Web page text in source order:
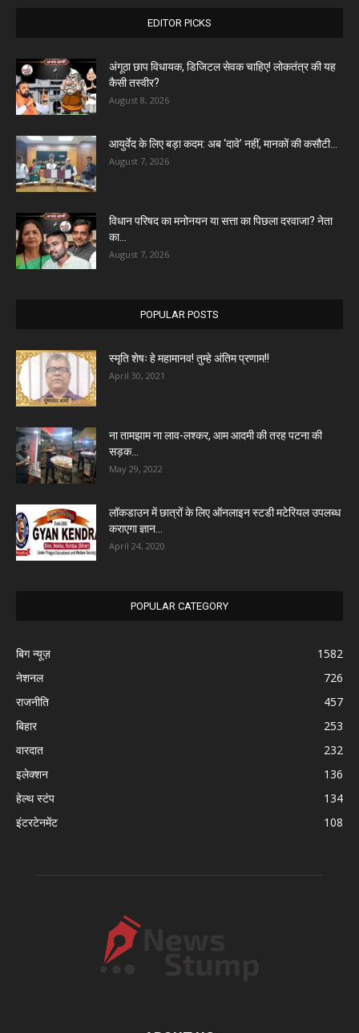
EDITOR PICKS
अंगूठा छाप विधायक, डिजिटल सेवक चाहिए! लोकतंत्र की यह
कैसी तस्वीर?
August 8, 2026
आयुर्वेद के लिए बड़ा कदम: अब ‘दावे’ नहीं, मानकों की कसौटी...
August 7, 2026
विधान परिषद का मनोनयन या सत्ता का पिछला दरवाजा? नेता
का...
August 7, 2026
POPULAR POSTS
स्मृति शेषः हे महामानव! तुम्हे अंतिम प्रणाम!!
April 30, 2021
ना तामझाम ना लाव-लश्कर, आम आदमी की तरह पटना की
सड़क...
May 29, 2022
लॉकडाउन में छात्रों के लिए ऑनलाइन स्टडी मटेरियल उपलब्ध
कराएगा ज्ञान...
April 24, 2020
POPULAR CATEGORY
बिग न्यूज़
1582
नेशनल
726
राजनीति
457
बिहार
253
वारदात
232
इलेक्शन
136
हेल्थ स्टंप
134
इंटरटेनमेंट
108